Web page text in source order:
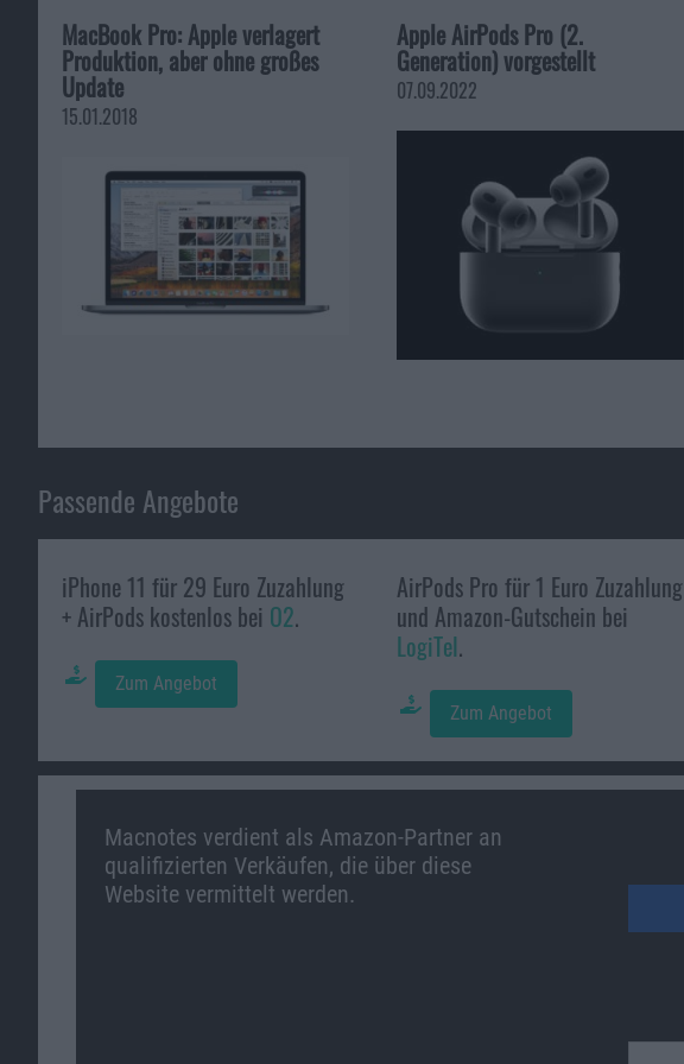
MacBook Pro: Apple verlagert
Produktion, aber ohne großes
Update
15.01.2018
Apple AirPods Pro (2.
Generation) vorgestellt
07.09.2022
Passende Angebote
iPhone 11 für 29 Euro Zuzahlung
+ AirPods kostenlos bei O2.
Zum Angebot
AirPods Pro für 1 Euro Zuzahlung
und Amazon-Gutschein bei
LogiTel.
Zum Angebot
Macnotes verdient als Amazon-Partner an
qualifizierten Verkäufen, die über diese
Website vermittelt werden.